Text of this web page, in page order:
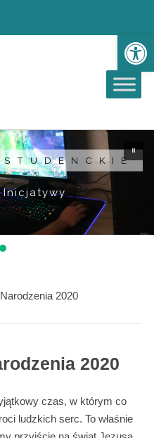
Inicjatywy
2020
2020
czas, w którym co
ludzkich serc. To właśnie